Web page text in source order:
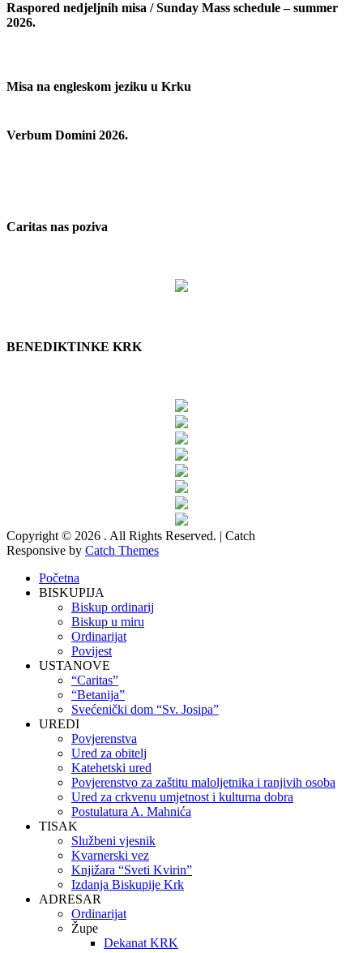
Raspored nedjeljnih misa / Sunday Mass schedule – summer
2026.
Misa na engleskom jeziku u Krku
Verbum Domini 2026.
Caritas nas poziva
BENEDIKTINKE KRK
Copyright © 2026 . All Rights Reserved. | Catch
Responsive by Catch Themes
Početna
BISKUPIJA
Biskup ordinarij
Biskup u miru
Ordinarijat
Povijest
USTANOVE
“Caritas”
“Betanija”
Svećenički dom “Sv. Josipa”
UREDI
Povjerenstva
Ured za obitelj
Katehetski ured
Povjerenstvo za zaštitu maloljetnika i ranjivih osoba
Ured za crkvenu umjetnost i kulturna dobra
Postulatura A. Mahnića
TISAK
Službeni vjesnik
Kvarnerski vez
Knjižara “Sveti Kvirin”
Izdanja Biskupije Krk
ADRESAR
Ordinarijat
Župe
Dekanat KRK